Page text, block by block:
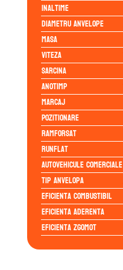
Inaltime
Diametru anvelope
Masa
Viteza
Sarcina
Anotimp
Marcaj
Pozitionare
Ramforsat
Runflat
Autovehicule comerciale
Tip anvelopa
Eficienta Combustibil
Eficienta Aderenta
Eficienta Zgomot